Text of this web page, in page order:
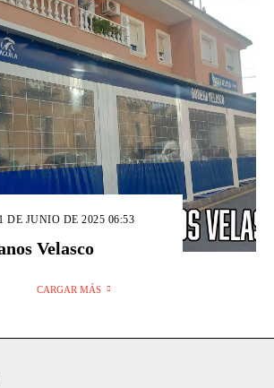
DE JUNIO DE 2025 06:53
Velasco
CARGAR MÁS